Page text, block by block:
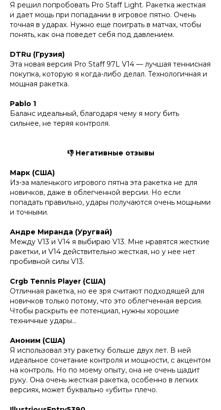
Я решил попробовать Pro Staff Light. Ракетка жесткая
и дает мощь при попадании в игровое пятно. Очень
точная в ударах. Нужно еще поиграть в матчах, чтобы
понять, как она поведет себя под давлением.
DTRu (Грузия)
Эта новая версия Pro Staff 97L V14 — лучшая теннисная
покупка, которую я когда-либо делал. Технологичная и
мощная ракетка.
Pablo 1
Баланс идеальный, благодаря чему я могу бить
сильнее, не теряя контроля.
👎 Негативные отзывы
Марк (США)
Из-за маленького игрового пятна эта ракетка не для
новичков, даже в облегченной версии. Но если
попадать правильно, удары получаются очень мощными
и точными.
Андре Миранда (Уругвай)
Между V13 и V14 я выбираю V13. Мне нравятся жесткие
ракетки, и V14 действительно жесткая, но у нее нет
пробивной силы V13.
Crgb Tennis Player (США)
Отличная ракетка, но ее зря считают подходящей для
новичков только потому, что это облегченная версия.
Чтобы раскрыть ее потенциал, нужны хорошие
техничные удары…
Аноним (США)
Я использовал эту ракетку больше двух лет. В ней
идеальное сочетание контроля и мощности, с акцентом
на контроль. Но по моему опыту, она не очень щадит
руку. Она очень жесткая ракетка, особенно в легких
версиях, может буквально «убить» плечо.